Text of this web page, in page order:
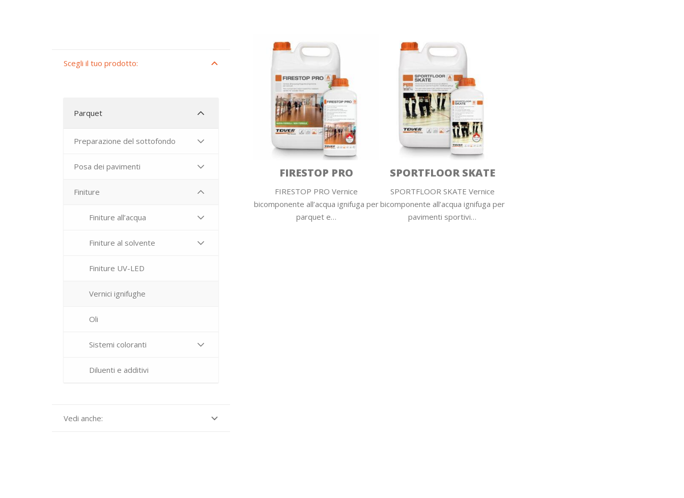
Scegli il tuo prodotto:
Parquet
Preparazione del sottofondo
Posa dei pavimenti
Finiture
Finiture all’acqua
Finiture al solvente
Finiture UV-LED
Vernici ignifughe
Oli
Sistemi coloranti
Diluenti e additivi
Vedi anche:
FIRESTOP PRO
FIRESTOP PRO Vernice
bicomponente all’acqua ignifuga per
parquet e…
SPORTFLOOR SKATE
SPORTFLOOR SKATE Vernice
bicomponente all’acqua ignifuga per
pavimenti sportivi…